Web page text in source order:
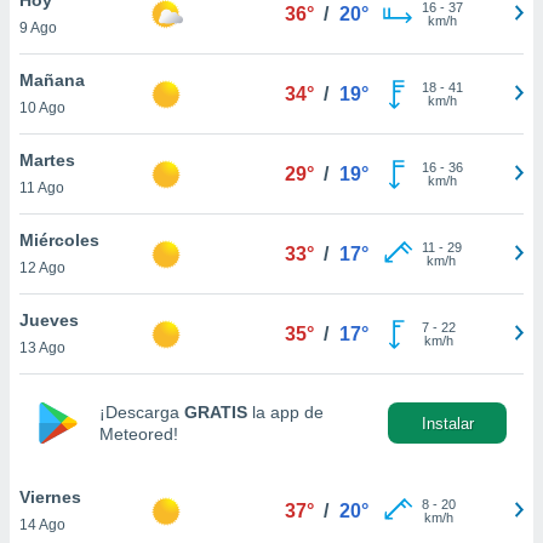
en
más
nuestra
de
aceptar
de
9 Ago
36° / 20° 16- 37
km/h
Mañana
10 Ago
34° / 19° 18- 41
km/h
Martes
11 Ago
29° / 19° 16- 36
km/h
Miércoles
12 Ago
33° / 17° 11 - 29
km/h
Jueves
13 Ago
35° / 17° 7- 22
km/h
¡Descarga GRATIS la app de
Meteored!
Instalar
Viernes
14 Ago
37° / 20° 8- 20
km/h